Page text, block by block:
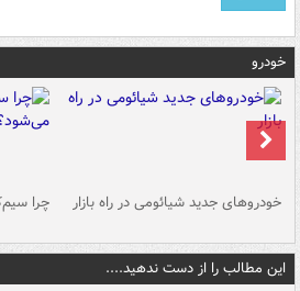
خودرو
خودروهای جدید شیائومی در راه بازار چرا
این مطالب را از دست ندهید....